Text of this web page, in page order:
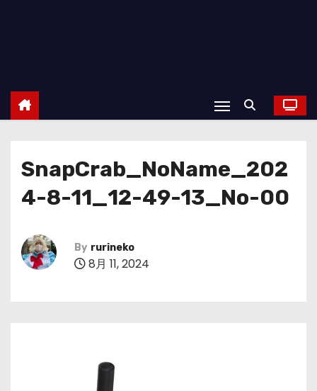
SnapCrab_NoName_202
4-8-11_12-49-13_No-00
By rurineko
8月 11, 2024